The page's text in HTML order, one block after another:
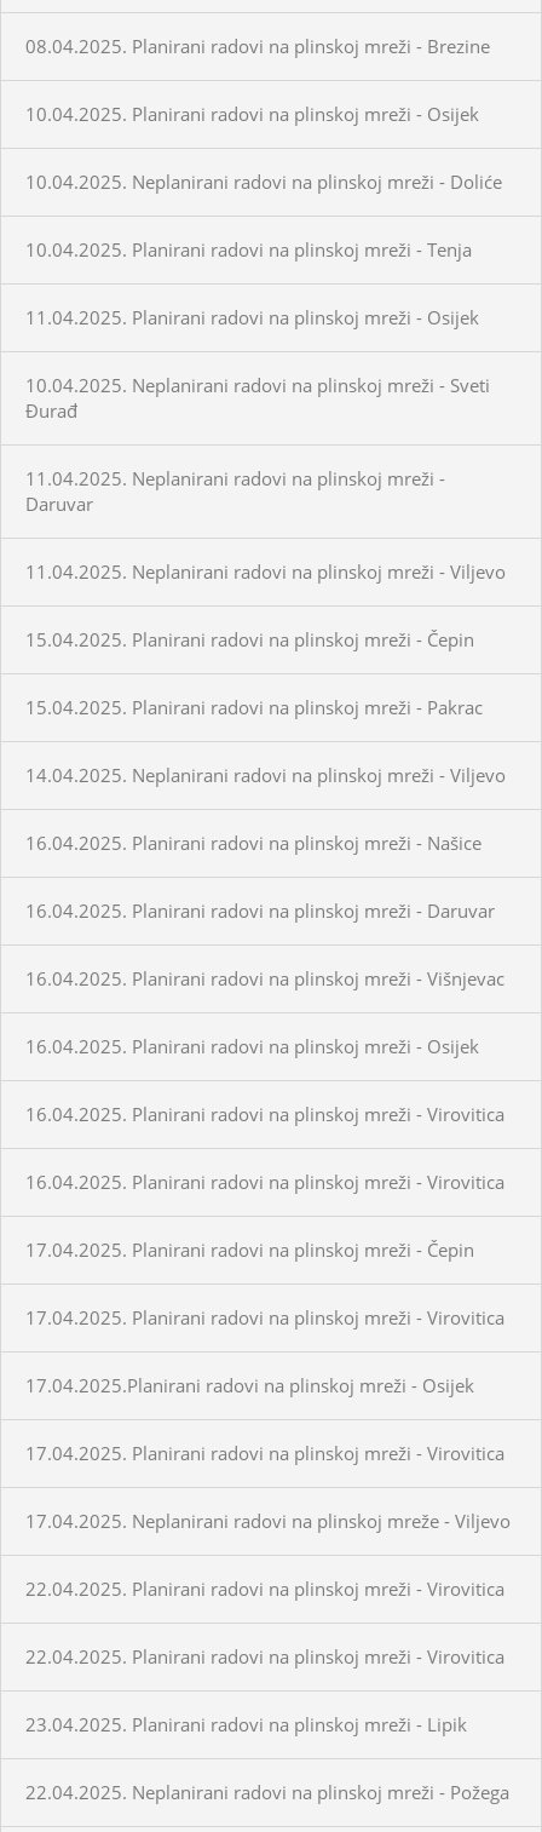
08.04.2025. Planirani radovi na plinskoj mreži - Brezine
10.04.2025. Planirani radovi na plinskoj mreži - Osijek
10.04.2025. Neplanirani radovi na plinskoj mreži - Doliće
10.04.2025. Planirani radovi na plinskoj mreži - Tenja
11.04.2025. Planirani radovi na plinskoj mreži - Osijek
10.04.2025. Neplanirani radovi na plinskoj mreži - Sveti
Đurađ
11.04.2025. Neplanirani radovi na plinskoj mreži -
Daruvar
11.04.2025. Neplanirani radovi na plinskoj mreži - Viljevo
15.04.2025. Planirani radovi na plinskoj mreži - Čepin
15.04.2025. Planirani radovi na plinskoj mreži - Pakrac
14.04.2025. Neplanirani radovi na plinskoj mreži - Viljevo
16.04.2025. Planirani radovi na plinskoj mreži - Našice
16.04.2025. Planirani radovi na plinskoj mreži - Daruvar
16.04.2025. Planirani radovi na plinskoj mreži - Višnjevac
16.04.2025. Planirani radovi na plinskoj mreži - Osijek
16.04.2025. Planirani radovi na plinskoj mreži - Virovitica
16.04.2025. Planirani radovi na plinskoj mreži - Virovitica
17.04.2025. Planirani radovi na plinskoj mreži - Čepin
17.04.2025. Planirani radovi na plinskoj mreži - Virovitica
17.04.2025.Planirani radovi na plinskoj mreži - Osijek
17.04.2025. Planirani radovi na plinskoj mreži - Virovitica
17.04.2025. Neplanirani radovi na plinskoj mreže - Viljevo
22.04.2025. Planirani radovi na plinskoj mreži - Virovitica
22.04.2025. Planirani radovi na plinskoj mreži - Virovitica
23.04.2025. Planirani radovi na plinskoj mreži - Lipik
22.04.2025. Neplanirani radovi na plinskoj mreži - Požega